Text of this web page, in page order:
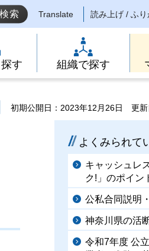
Translate 読み上げ / ふり
す 組織で探す
初期公開日：2023年12月26日 更
よくみられて
キャッシュレ
ク!」のポイン
公私合同説明
神奈川県の活
令和7年度 公